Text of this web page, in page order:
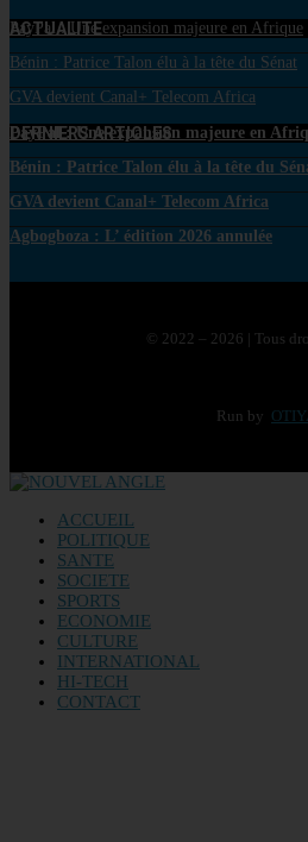
ACTUALITE
PayPal : Une expansion majeure en Afrique
Bénin : Patrice Talon élu à la tête du Sénat
GVA devient Canal+ Telecom Africa
DERNIERS ARTICLES
PayPal : Une expansion majeure en
Bénin : Patrice Talon élu à la tête du
GVA devient Canal+ Telecom Africa
Agbogboza : L’ édition 2026 annulée
© 2022 – 2026 | Tous
Run by
ACCUEIL
POLITIQUE
SANTE
SOCIETE
SPORTS
ECONOMIE
CULTURE
INTERNATIONAL
HI-TECH
CONTACT